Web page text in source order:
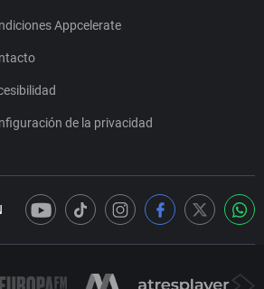
Appcelerate
de la privacidad